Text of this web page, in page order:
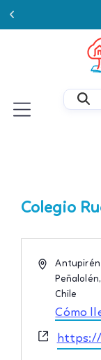
Enviamos a todo
Colegio
Dirección
Antupirén
Peñalolén,
Chile
Cómo
Website